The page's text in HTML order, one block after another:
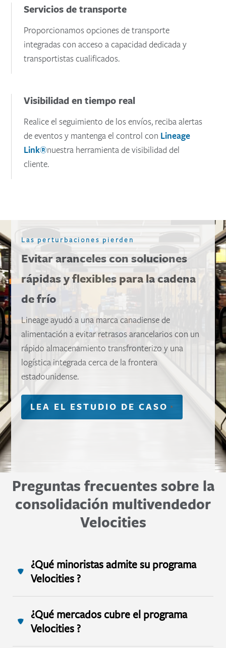
Servicios de transporte
Proporcionamos opciones de transporte
integradas con acceso a capacidad dedicada y
transportistas cualificados.
Visibilidad en tiempo real
Realice el seguimiento de los envíos, reciba alertas
de eventos y mantenga el control con Lineage
Link®nuestra herramienta de visibilidad del
cliente.
Las perturbaciones pierden
Evitar aranceles con soluciones
rápidas y flexibles para la cadena
de frío
Lineage ayudó a una marca canadiense de
alimentación a evitar retrasos arancelarios con un
rápido almacenamiento transfronterizo y una
logística integrada cerca de la frontera
estadounidense.
LEA EL ESTUDIO DE CASO
Preguntas frecuentes sobre la
consolidación multivendedor
Velocities
¿Qué minoristas admite su programa
Velocities ?
¿Qué mercados cubre el programa
Velocities ?